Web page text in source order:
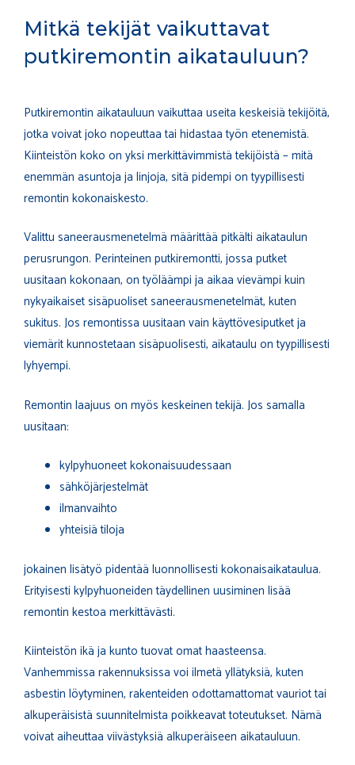
Mitkä tekijät vaikuttavat
putkiremontin aikatauluun?
Putkiremontin aikatauluun vaikuttaa useita keskeisiä tekijöitä,
jotka voivat joko nopeuttaa tai hidastaa työn etenemistä.
Kiinteistön koko on yksi merkittävimmistä tekijöistä – mitä
enemmän asuntoja ja linjoja, sitä pidempi on tyypillisesti
remontin kokonaiskesto.
Valittu saneerausmenetelmä määrittää pitkälti aikataulun
perusrungon. Perinteinen putkiremontti, jossa putket
uusitaan kokonaan, on työläämpi ja aikaa vievämpi kuin
nykyaikaiset sisäpuoliset saneerausmenetelmät, kuten
sukitus. Jos remontissa uusitaan vain käyttövesiputket ja
viemärit kunnostetaan sisäpuolisesti, aikataulu on tyypillisesti
lyhyempi.
Remontin laajuus on myös keskeinen tekijä. Jos samalla
uusitaan:
kylpyhuoneet kokonaisuudessaan
sähköjärjestelmät
ilmanvaihto
yhteisiä tiloja
jokainen lisätyö pidentää luonnollisesti kokonaisaikataulua.
Erityisesti kylpyhuoneiden täydellinen uusiminen lisää
remontin kestoa merkittävästi.
Kiinteistön ikä ja kunto tuovat omat haasteensa.
Vanhemmissa rakennuksissa voi ilmetä yllätyksiä, kuten
asbestin löytyminen, rakenteiden odottamattomat vauriot tai
alkuperäisistä suunnitelmista poikkeavat toteutukset. Nämä
voivat aiheuttaa viivästyksiä alkuperäiseen aikatauluun.